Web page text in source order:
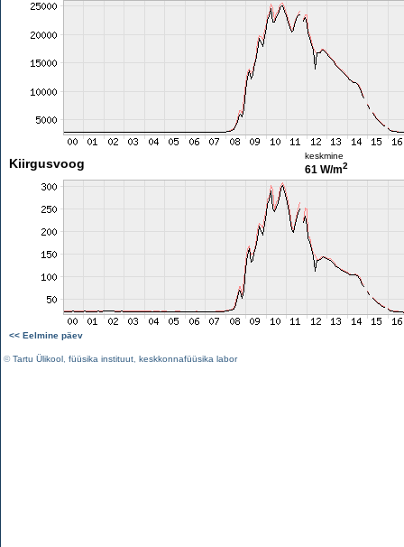
Kiirgusvoog
keskmine
61 W/m2
<< Eelmine päev
©Tartu Ülikool füüsika instituut keskkonnafüüsika labor